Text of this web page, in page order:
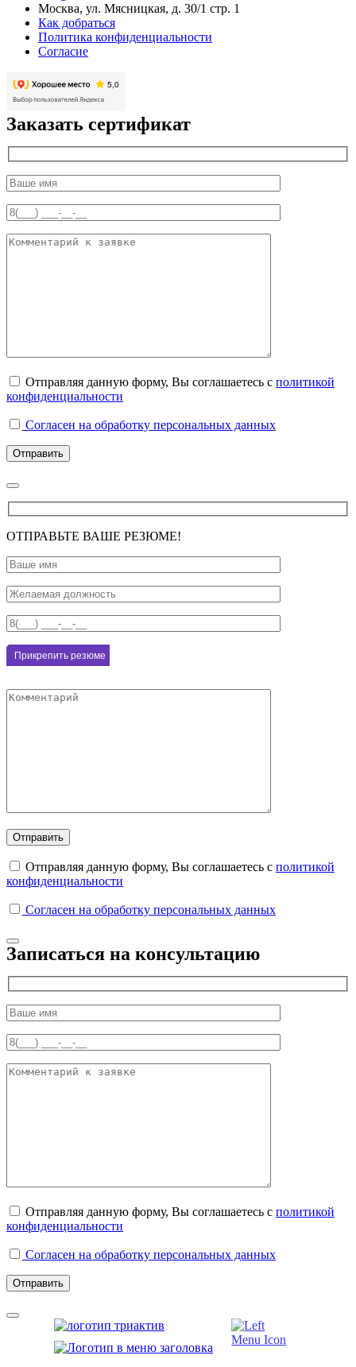
Москва, ул. Мясницкая, д. 30/1 стр. 1
Как добраться
Политика конфиденциальности
Согласие
Заказать сертификат
Отправляя данную форму, Вы соглашаетесь с политикой
конфиденциальности
Согласен на обработку персональных данных
ОТПРАВЬТЕ ВАШЕ РЕЗЮМЕ!
Отправляя данную форму, Вы соглашаетесь с политикой
конфиденциальности
Согласен на обработку персональных данных
Записаться на консультацию
Отправляя данную форму, Вы соглашаетесь с политикой
конфиденциальности
Согласен на обработку персональных данных